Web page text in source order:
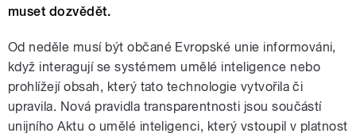
muset dozvědět.
Od neděle musí být občané Evropské unie informováni,
když interagují se systémem umělé inteligence nebo
prohlížejí obsah, který tato technologie vytvořila či
upravila. Nová pravidla transparentnosti jsou součástí
unijního Aktu o umělé inteligenci, který vstoupil v platnost